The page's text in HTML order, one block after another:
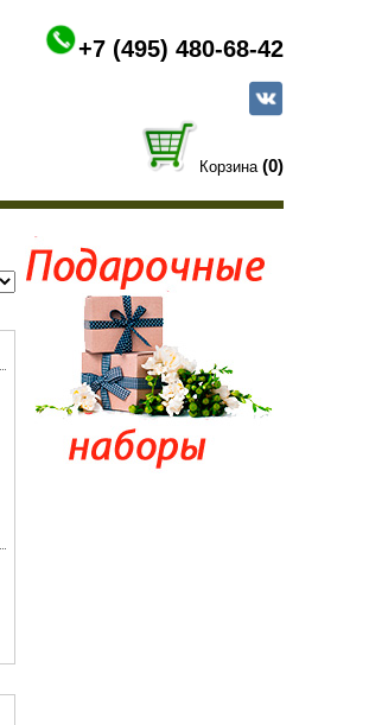
+7 (495) 480-68-42
Корзина (0)